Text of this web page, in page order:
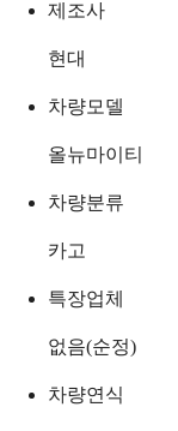
제조사
현대
차량모델
올뉴마이티
차량분류
카고
특장업체
없음(순정)
차량연식